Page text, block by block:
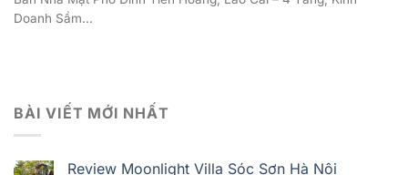
Doanh Sầm...
BÀI VIẾT MỚI NHẤT
Review Moonlight Villa Sóc Sơn Hà Nội